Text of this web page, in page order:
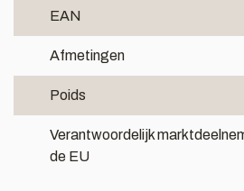
EAN
Afmetingen
Poids
Verantwoordelijk
de EU